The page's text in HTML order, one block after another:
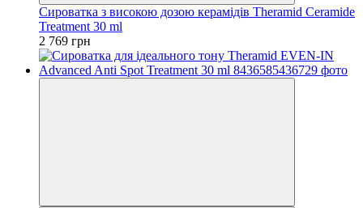
Сироватка з високою дозою керамідів Theramid Ceramide
Treatment 30 ml
2 769 грн